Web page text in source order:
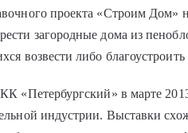
проекта «Строим Дом»
загородные дома из
возвести либо
«Петербургский» в марте
индустрии. Выставки